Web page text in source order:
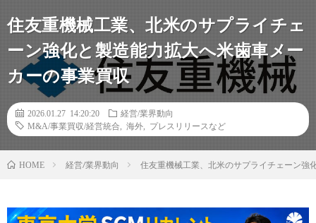
住友重機械工業、北米のサプライチェ
ーン強化と製造能力拡大へ米歯車メー
カーの事業買収
2026.01.27 14:20:20
経営/業界動向
M&A/事業買収/経営統合
海外 プレスリリースなど
HOME 経営/業界動向 住友重機械工業、北米のサプライチェーン強